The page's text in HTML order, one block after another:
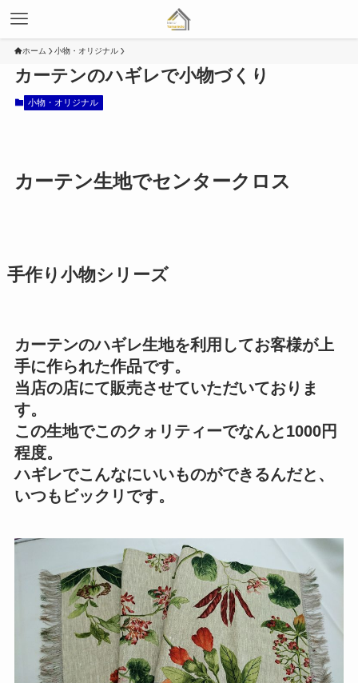
ホーム 小物・オリジナル
カーテンのハギレで小物づくり
小物・オリジナル
カーテン生地でセンタークロス
手作り小物シリーズ
カーテンのハギレ生地を利用してお客様が上
手に作られた作品です。
当店の店にて販売させていただいておりま
す。
この生地でこのクォリティーでなんと1000円
程度。
ハギレでこんなにいいものができるんだと、
いつもビックリです。